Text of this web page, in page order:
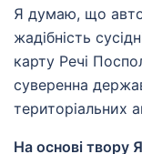
Я думаю, що
жадібність
карту Речі
суверенна
територіальних
На основі твору